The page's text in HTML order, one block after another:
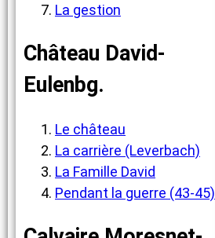
La gestion
Château David-
Eulenbg.
Le château
La carrière (Leverbach)
La Famille David
Pendant la guerre (43-45)